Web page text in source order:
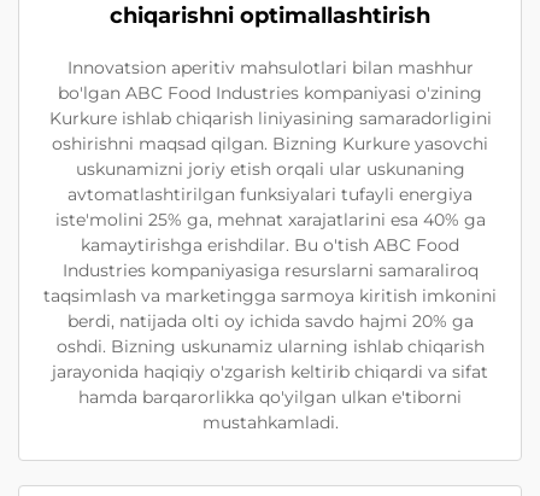
chiqarishni optimallashtirish
Innovatsion aperitiv mahsulotlari bilan mashhur
bo'lgan ABC Food Industries kompaniyasi o'zining
Kurkure ishlab chiqarish liniyasining samaradorligini
oshirishni maqsad qilgan. Bizning Kurkure yasovchi
uskunamizni joriy etish orqali ular uskunaning
avtomatlashtirilgan funksiyalari tufayli energiya
iste'molini 25% ga, mehnat xarajatlarini esa 40% ga
kamaytirishga erishdilar. Bu o'tish ABC Food
Industries kompaniyasiga resurslarni samaraliroq
taqsimlash va marketingga sarmoya kiritish imkonini
berdi, natijada olti oy ichida savdo hajmi 20% ga
oshdi. Bizning uskunamiz ularning ishlab chiqarish
jarayonida haqiqiy o'zgarish keltirib chiqardi va sifat
hamda barqarorlikka qo'yilgan ulkan e'tiborni
mustahkamladi.